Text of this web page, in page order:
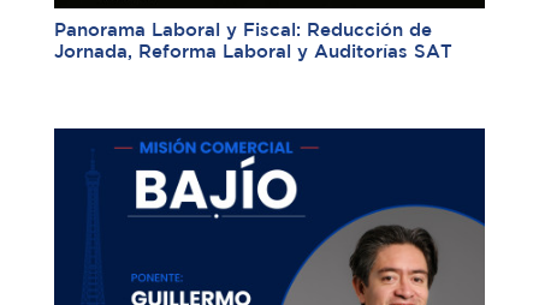
Panorama Laboral y Fiscal: Reducción de
Jornada, Reforma Laboral y Auditorías SAT